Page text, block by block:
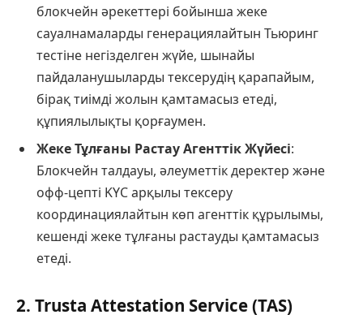
блокчейн әрекеттері бойынша жеке
сауалнамаларды генерациялайтын Тьюринг
тестіне негізделген жүйе, шынайы
пайдаланушыларды тексерудің қарапайым,
бірақ тиімді жолын қамтамасыз етеді,
құпиялылықты қорғаумен.
Жеке Тұлғаны Растау Агенттік Жүйесі:
Блокчейн талдауы, әлеуметтік деректер және
офф-цепті KYC арқылы тексеру
координациялайтын көп агенттік құрылымы,
кешенді жеке тұлғаны растауды қамтамасыз
етеді.
2. Trusta Attestation Service (TAS)